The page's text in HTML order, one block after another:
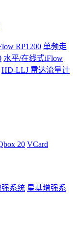
RP1200 单频走
水平/在线式iFlow
HD-LLJ 雷达流量计
20 VCard
系统 星基增强系